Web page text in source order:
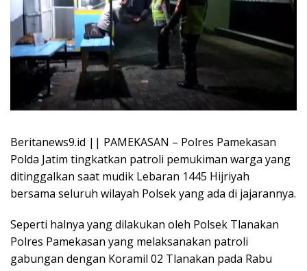
Beritanews9.id || PAMEKASAN – Polres Pamekasan
Polda Jatim tingkatkan patroli pemukiman warga yang
ditinggalkan saat mudik Lebaran 1445 Hijriyah
bersama seluruh wilayah Polsek yang ada di jajarannya.
Seperti halnya yang dilakukan oleh Polsek Tlanakan
Polres Pamekasan yang melaksanakan patroli
gabungan dengan Koramil 02 Tlanakan pada Rabu